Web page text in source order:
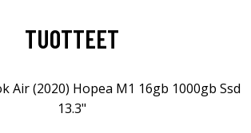
TUOTTEET